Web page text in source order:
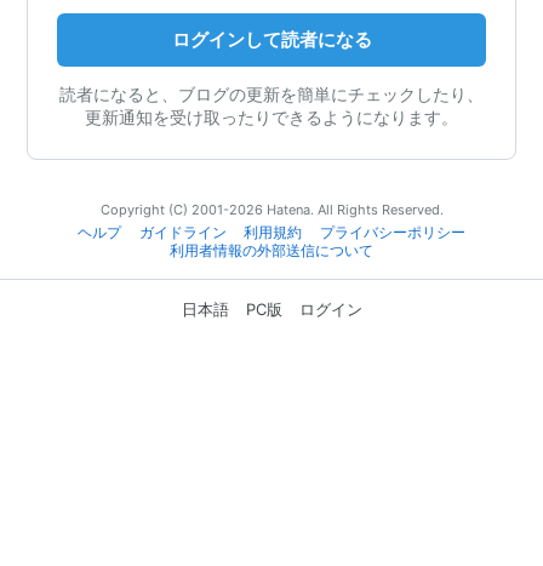
ログインして読者になる
読者になると、ブログの更新を簡単にチェックしたり、
更新通知を受け取ったりできるようになります。
Copyright (C) 2001-2026 Hatena. All Rights Reserved.
ヘルプ
ガイドライン 利用規約
プライバシーポリシー
利用者情報の外部送信について
日本語 PC版 ログイン